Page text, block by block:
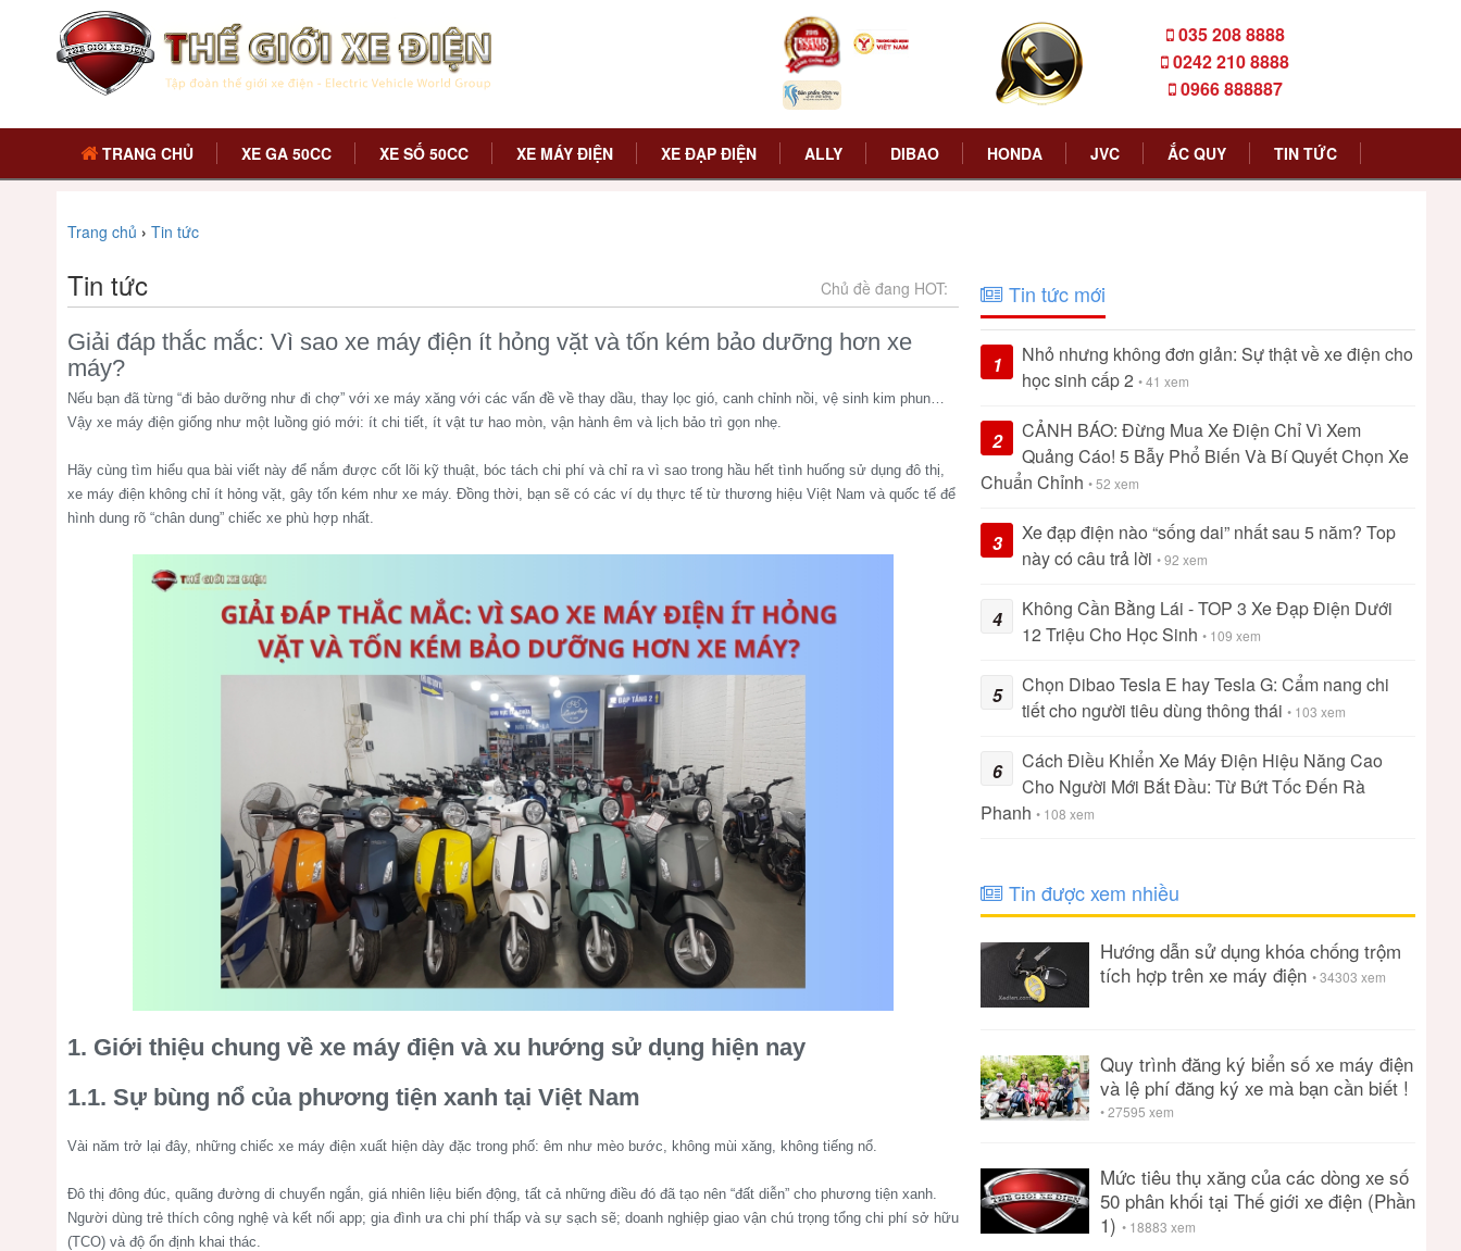
035 208 8888
0242 210 8888
0966 888887
TRANG CHỦ XE GA 50CC XE SỐ 50CC XE MÁY ĐIỆN XE ĐẠP ĐIỆN ALLY DIBAO HONDA JVC ẮC QUY TIN TỨC
Trang chủ › Tin tức
Tin tức Chủ đề đang HOT:
Giải đáp thắc mắc: Vì sao xe máy điện ít hỏng vặt và tốn kém bảo dưỡng hơn xe
máy?
Nếu bạn đã từng “đi bảo dưỡng như đi chợ” với xe máy xăng với các vấn đề về thay dầu, thay lọc gió, canh chỉnh nồi, vệ sinh kim phun…
Vậy xe máy điện giống như một luồng gió mới: ít chi tiết, ít vật tư hao mòn, vận hành êm và lịch bảo trì gọn nhẹ.
Hãy cùng tìm hiểu qua bài viết này để nắm được cốt lõi kỹ thuật, bóc tách chi phí và chỉ ra vì sao trong hầu hết tình huống sử dụng đô thị,
xe máy điện không chỉ ít hỏng vặt, gây tốn kém như xe máy. Đồng thời, bạn sẽ có các ví dụ thực tế từ thương hiệu Việt Nam và quốc tế để
hình dung rõ “chân dung” chiếc xe phù hợp nhất.
1. Giới thiệu chung về xe máy điện và xu hướng sử dụng hiện nay
1.1. Sự bùng nổ của phương tiện xanh tại Việt Nam
Vài năm trở lại đây, những chiếc xe máy điện xuất hiện dày đặc trong phố: êm như mèo bước, không mùi xăng, không tiếng nổ.
Đô thị đông đúc, quãng đường di chuyển ngắn, giá nhiên liệu biến động, tất cả những điều đó đã tạo nên “đất diễn” cho phương tiện xanh.
Người dùng trẻ thích công nghệ và kết nối app; gia đình ưa chi phí thấp và sự sạch sẽ; doanh nghiệp giao vận chú trọng tổng chi phí sở hữu
(TCO) và độ ổn định khai thác.
Tin tức mới
1
Nhỏ nhưng không đơn giản: Sự thật về xe điện cho
học sinh cấp 2 • 41 xem
2
CẢNH BÁO: Đừng Mua Xe Điện Chỉ Vì Xem
Quảng Cáo! 5 Bẫy Phổ Biến Và Bí Quyết Chọn Xe
Chuẩn Chỉnh • 52 xem
3
Xe đạp điện nào “sống dai” nhất sau 5 năm? Top
này có câu trả lời • 92 xem
4
Không Cần Bằng Lái - TOP 3 Xe Đạp Điện Dưới
12 Triệu Cho Học Sinh • 109 xem
5
Chọn Dibao Tesla E hay Tesla G: Cẩm nang chi
tiết cho người tiêu dùng thông thái • 103 xem
6
Cách Điều Khiển Xe Máy Điện Hiệu Năng Cao
Cho Người Mới Bắt Đầu: Từ Bứt Tốc Đến Rà
Phanh • 108 xem
Tin được xem nhiều
Hướng dẫn sử dụng khóa chống trộm
tích hợp trên xe máy điện • 34303 xem
Quy trình đăng ký biển số xe máy điện
và lệ phí đăng ký xe mà bạn cần biết !
• 27595 xem
Mức tiêu thụ xăng của các dòng xe số
50 phân khối tại Thế giới xe điện (Phần
1) • 18883 xem